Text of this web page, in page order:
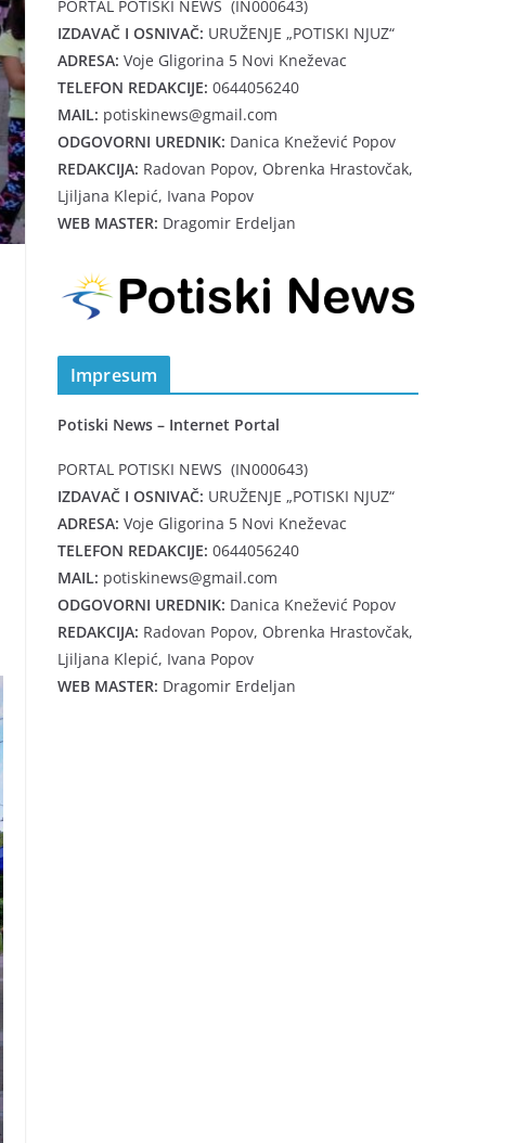
PORTAL POTISKI NEWS (IN000643)
IZDAVAČ I OSNIVAČ: URUŽENJE „POTISKI NJUZ“
ADRESA: Voje Gligorina 5 Novi Kneževac
TELEFON REDAKCIJE: 0644056240
MAIL: potiskinews@gmail.com
ODGOVORNI UREDNIK: Danica Knežević Popov
REDAKCIJA: Radovan Popov, Obrenka Hrastovčak,
Ljiljana Klepić, Ivana Popov
WEB MASTER: Dragomir Erdeljan
Impresum
Potiski News – Internet Portal
PORTAL POTISKI NEWS (IN000643)
IZDAVAČ I OSNIVAČ: URUŽENJE „POTISKI NJUZ“
ADRESA: Voje Gligorina 5 Novi Kneževac
TELEFON REDAKCIJE: 0644056240
MAIL: potiskinews@gmail.com
ODGOVORNI UREDNIK: Danica Knežević Popov
REDAKCIJA: Radovan Popov, Obrenka Hrastovčak,
Ljiljana Klepić, Ivana Popov
WEB MASTER: Dragomir Erdeljan